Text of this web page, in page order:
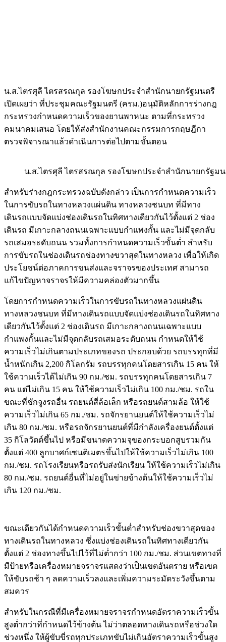
น.ส.ไตรศุลี ไตรสรณกุล รองโฆษกประจำสำนักนายกรัฐมนตรี
เปิดเผยว่า ที่ประชุมคณะรัฐมนตรี (ครม.)อนุมัติหลักการร่างกฎ
กระทรวงกำหนดความเร็วของยานพาหนะ ตามที่กระทรวง
คมนาคมเสนอ โดยให้ส่งสำนักงานคณะกรรมการกฤษฎีกา
ตรวจพิจารณาแล้วดำเนินการต่อไปตามขั้นตอน
น.ส.ไตรศุลี ไตรสรณกุล รองโฆษกประจำสำนักนายกรัฐม
สำหรับร่างกฎกระทรวงฉบับดังกล่าว เป็นการกำหนดความเร็ว
ในการขับรถในทางหลวงแผ่นดิน ทางหลวงชนบท ที่มีทาง
เดินรถแบบจัดแบ่งช่องเดินรถในทิศทางเดียวกันไว้ตั้งแต่ 2 ช่อง
เดินรถ มีเกาะกลางถนนเฉพาะแบบกำแพงกั้น และไม่มีจุดกลับ
รถเสมอระดับถนน รวมทั้งการกำหนดความเร็วขั้นต่ำ สำหรับ
การขับรถในช่องเดินรถช่องทางขวาสุดในทางหลวง เพื่อให้เกิด
ประโยชน์ต่อภาคการขนส่งและจราจรของประเทศ สามารถ
แก้ไขปัญหาจราจรให้มีความคล่องตัวมากขึ้น
โดยการกำหนดความเร็วในการขับรถในทางหลวงแผ่นดิน
ทางหลวงชนบท ที่มีทางเดินรถแบบจัดแบ่งช่องเดินรถในทิศทาง
เดียวกันไว้ตั้งแต่ 2 ช่องเดินรถ มีเกาะกลางถนนเฉพาะแบบ
กำแพงกั้นและไม่มีจุดกลับรถเสมอระดับถนน กำหนดให้ใช้
ความเร็วไม่เกินตามประเภทของรถ ประกอบด้วย รถบรรทุกที่มี
น้ำหนักเกิน 2,200 กิโลกรัม รถบรรทุกคนโดยสารเกิน 15 คน ให้
ใช้ความเร็วได้ไม่เกิน 90 กม./ชม. รถบรรทุกคนโดยสารเกิน 7
คน แต่ไม่เกิน 15 คน ให้ใช้ความเร็วไม่เกิน 100 กม./ชม. รถใน
ขณะที่ชักจูงรถอื่น รถยนต์สี่ล้อเล็ก หรือรถยนต์สามล้อ ให้ใช้
ความเร็วไม่เกิน 65 กม./ชม. รถจักรยานยนต์ให้ใช้ความเร็วไม่
เกิน 80 กม./ชม. หรือรถจักรยานยนต์ที่มีกำลังเครื่องยนต์ตั้งแต่
35 กิโลวัตต์ขึ้นไป หรือมีขนาดความจุของกระบอกสูบรวมกัน
ตั้งแต่ 400 ลูกบาศก์เซนติเมตรขึ้นไปให้ใช้ความเร็วไม่เกิน 100
กม./ชม. รถโรงเรียนหรือรถรับส่งนักเรียน ให้ใช้ความเร็วไม่เกิน
80 กม./ชม. รถยนต์อื่นที่ไม่อยู่ในข่ายข้างต้นให้ใช้ความเร็วไม่
เกิน 120 กม./ชม.
ขณะเดียวกันได้กำหนดความเร็วขั้นต่ำสำหรับช่องขวาสุดของ
ทางเดินรถในทางหลวง ซึ่งแบ่งช่องเดินรถในทิศทางเดียวกัน
ตั้งแต่ 2 ช่องทางขึ้นไปไว้ที่ไม่ต่ำกว่า 100 กม./ชม. ส่วนเขตทางที่
มีป้ายหรือเครื่องหมายจราจรแสดงว่าเป็นเขตอันตราย หรือเขต
ให้ขับรถช้า ๆ ลดความเร็วลงและเพิ่มความระมัดระวังขึ้นตาม
สมควร
สำหรับในกรณีที่มีเครื่องหมายจราจรกำหนดอัตราความเร็วขั้น
สูงต่ำกว่าที่กำหนดไว้ข้างต้น ไม่ว่าตลอดทางเดินรถหรือช่วงใด
ช่วงหนึ่ง ให้ผู้ขับขี่รถทุกประเภทขับไม่เกินอัตราความเร็วขั้นสูง